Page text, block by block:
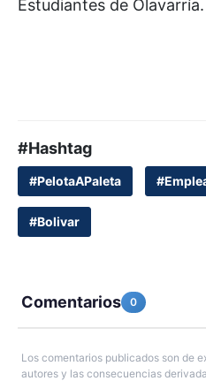
Estudiantes de Olavarría.
#Hashtag
#PelotaAPaleta
#Bolivar
Comentarios 0
Los comentarios publicados son de
autores y las consecuencias